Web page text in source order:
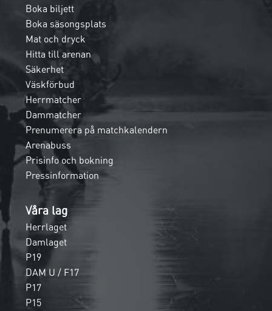
Boka biljett
Boka säsongsplats
Mat och dryck
Hitta till arenan
Säkerhet
Väskförbud
Herrmatcher
Dammatcher
Prenumerera på matchkalendern
Arenabuss
Prisinfo och bokning
Pressinformation
Våra lag
Herrlaget
Damlaget
P19
DAM U / F17
P17
P15